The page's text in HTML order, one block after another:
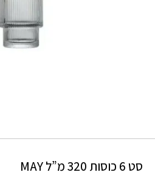
סט 6 כוסות 320 מ”ל MAY